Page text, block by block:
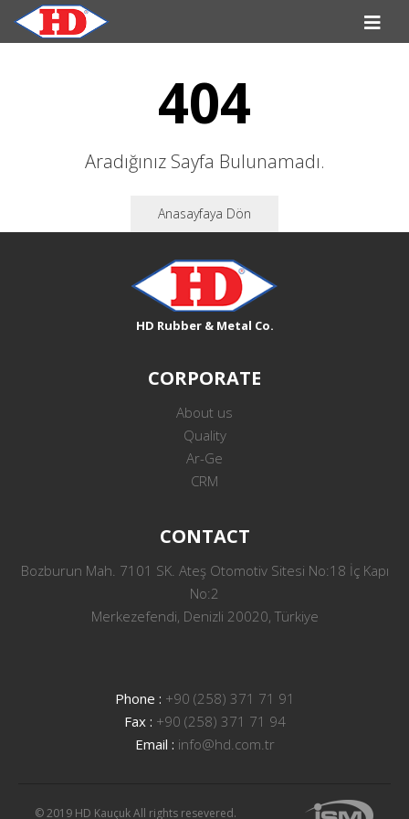
404
Aradığınız Sayfa Bulunamadı.
Anasayfaya Dön
HD Rubber & Metal Co.
CORPORATE
About us
Quality
Ar-Ge
CRM
CONTACT
Bozburun Mah. 7101 SK. Ateş Otomotiv Sitesi No:18 İç Kapı
No:2
Merkezefendi, Denizli 20020, Türkiye
Phone : +90 (258) 371 71 91
Fax : +90 (258) 371 71 94
Email : info@hd.com.tr
© 2019 HD Kauçuk All rights resevered.